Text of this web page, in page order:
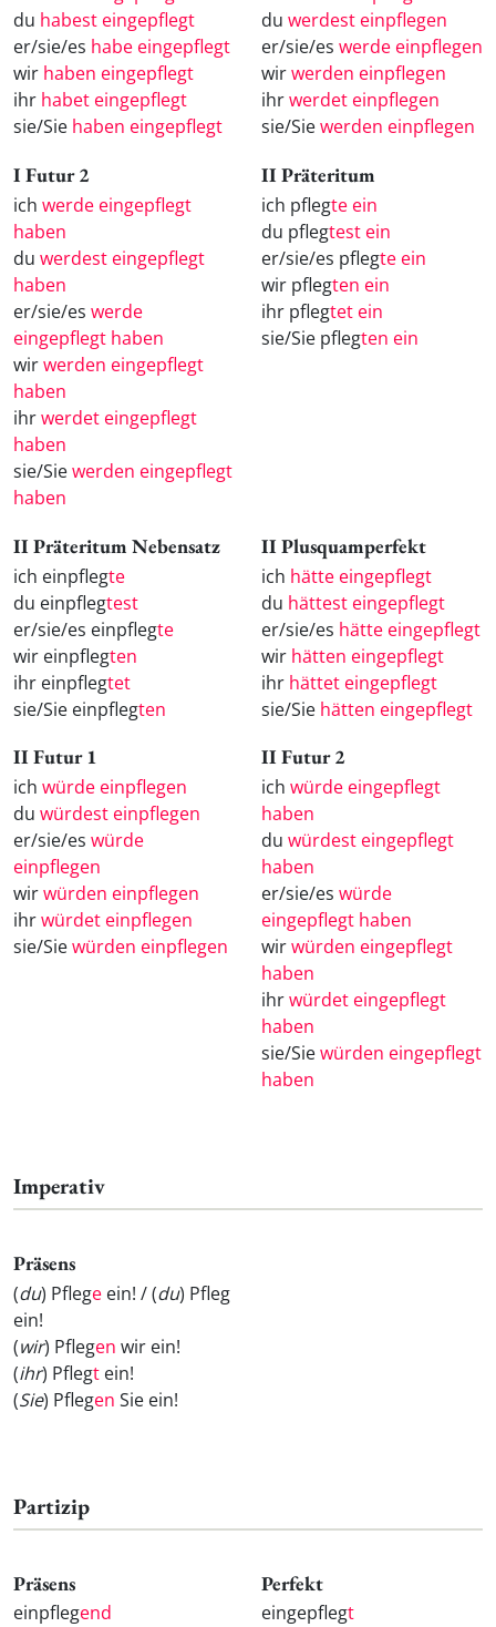
du habest eingepflegt
er/sie/es habe eingepflegt
wir haben eingepflegt
ihr habet eingepflegt
sie/Sie haben eingepflegt
du werdest einpflegen
er/sie/es werde einpflegen
wirwerden einpflegen
ihrwerdet einpflegen
sie/Siewerden einpflegen
I Futur 2
ich werde eingepflegt
haben
du werdest eingepflegt
haben
er/sie/es werde
eingepflegt haben
wirwerden eingepflegt
haben
ihrwerdet eingepflegt
haben
sie/Siewerden eingepflegt
haben
II Präteritum
ich pflegte ein
du pflegtest ein
er/sie/es pflegte ein
wir pflegten ein
ihr pflegtet ein
sie/Sie pflegten ein
II Präteritum Nebensatz
ich einpflegte
du einpflegtest
er/sie/es einpflegte
wir einpflegten
ihr einpflegtet
sie/Sie einpflegten
II Plusquamperfekt
ich hätte eingepflegt
du hättest eingepflegt
er/sie/es hätte eingepflegt
wir hätten eingepflegt
ihr hättet eingepflegt
sie/Sie hätten eingepflegt
II Futur 1
ich würde einpflegen
du würdest einpflegen
er/sie/es würde
einpflegen
wirwürden einpflegen
ihrwürdet einpflegen
sie/Siewürden einpflegen
II Futur 2
ich würde eingepflegt
haben
du würdest eingepflegt
haben
er/sie/es würde
eingepflegt haben
wirwürden eingepflegt
haben
ihrwürdet eingepflegt
haben
sie/Siewürden eingepflegt
haben
Imperativ
Präsens
(du) Pflege ein! / (du) Pfleg
ein!
(wir) Pflegen wir ein!
(ihr) Pflegt ein!
(Sie) Pflegen Sie ein!
Partizip
Präsens
einpflegend
Perfekt
eingepflegt